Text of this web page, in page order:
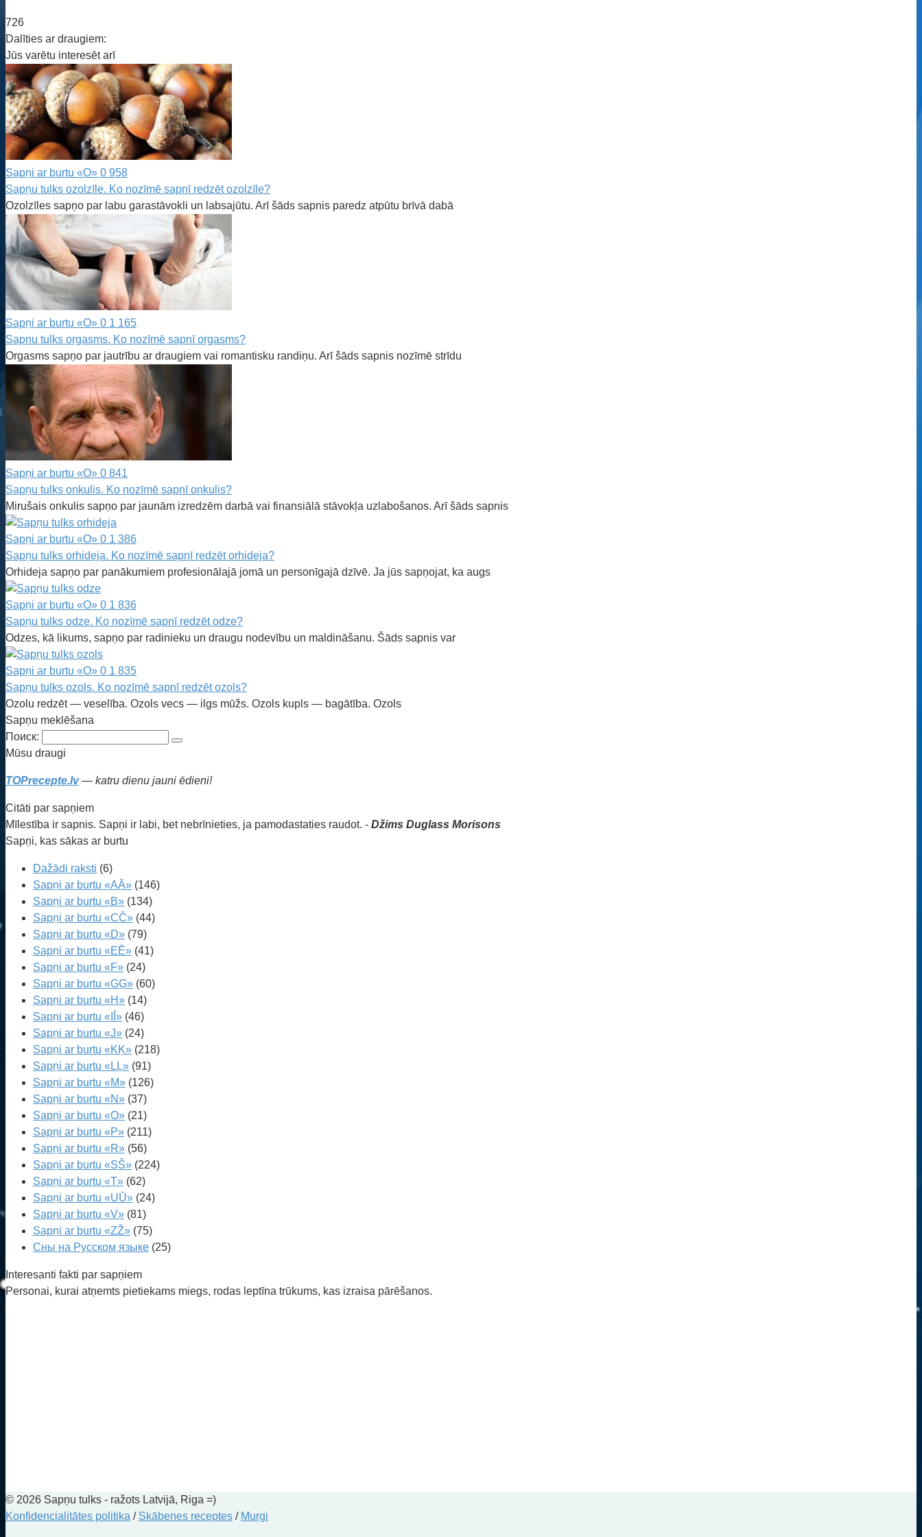
726
Dalīties ar draugiem:
Jūs varētu interesēt arī
Sapņi ar burtu «O» 0 958
Sapņu tulks ozolzīle. Ko nozīmē sapnī redzēt ozolzīle?
Ozolzīles sapņo par labu garastāvokli un labsajūtu. Arī šāds sapnis paredz atpūtu brīvā dabā
Sapņi ar burtu «O» 0 1 165
Sapnu tulks orgasms. Ko nozīmē sapnī orgasms?
Orgasms sapņo par jautrību ar draugiem vai romantisku randiņu. Arī šāds sapnis nozīmē strīdu
Sapņi ar burtu «O» 0 841
Sapņu tulks onkulis. Ko nozīmē sapnī onkulis?
Mirušais onkulis sapņo par jaunām izredzēm darbā vai finansiālā stāvokļa uzlabošanos. Arī šāds sapnis
Sapņi ar burtu «O» 0 1 386
Sapņu tulks orhideja. Ko nozīmē sapnī redzēt orhideja?
Orhideja sapņo par panākumiem profesionālajā jomā un personīgajā dzīvē. Ja jūs sapņojat, ka augs
Sapņi ar burtu «O» 0 1 836
Sapņu tulks odze. Ko nozīmē sapnī redzēt odze?
Odzes, kā likums, sapņo par radinieku un draugu nodevību un maldināšanu. Šāds sapnis var
Sapņi ar burtu «O» 0 1 835
Sapņu tulks ozols. Ko nozīmē sapnī redzēt ozols?
Ozolu redzēt — veselība. Ozols vecs — ilgs mūžs. Ozols kupls — bagātība. Ozols
Sapņu meklēšana
Поиск:
Mūsu draugi
TOPrecepte.lv— katru dienu jauni ēdieni!
Citāti par sapņiem
Mīlestība ir sapnis. Sapņi ir labi, bet nebrīnieties, ja pamodastaties raudot. - Džims Duglass Morisons
Sapņi, kas sākas ar burtu
Dažādi raksti (6)
Sapņi ar burtu «AĀ» (146)
Sapņi ar burtu «B» (134)
Sapņi ar burtu «CČ» (44)
Sapņi ar burtu «D» (79)
Sapņi ar burtu «EĒ» (41)
Sapņi ar burtu «F» (24)
Sapņi ar burtu «GĢ» (60)
Sapņi ar burtu «H» (14)
Sapņi ar burtu «IĪ» (46)
Sapņi ar burtu «J» (24)
Sapņi ar burtu «KĶ» (218)
Sapņi ar burtu «LĻ» (91)
Sapņi ar burtu «M» (126)
Sapņi ar burtu «N» (37)
Sapņi ar burtu «O» (21)
Sapņi ar burtu «P» (211)
Sapņi ar burtu «R» (56)
Sapņi ar burtu «SŠ» (224)
Sapņi ar burtu «T» (62)
Sapņi ar burtu «UŪ» (24)
Sapņi ar burtu «V» (81)
Sapņi ar burtu «ZŽ» (75)
Сны на Русском языке (25)
Interesanti fakti par sapņiem
Personai, kurai atņemts pietiekams miegs, rodas leptīna trūkums, kas izraisa pārēšanos.
© 2026 Sapņu tulks - ražots Latvijā, Riga =)
Konfidencialitātes politika / Skābenes receptes / Murgi